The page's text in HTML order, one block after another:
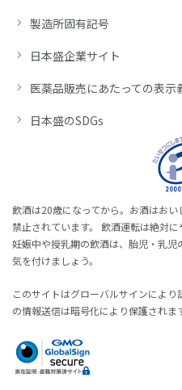
製造所固有記号
日本盛企業サイト
医薬品販売にあたっての表示
日本盛のSDGs
飲酒は20歳になってから。お酒はお
禁止されています。 飲酒運転は絶対に
妊娠中や授乳期の飲酒は、胎児・乳児
気を付けましょう。
このサイトはグローバルサインにより
の情報送信は暗号化により保護されま